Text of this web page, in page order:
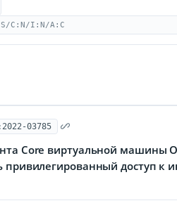
C:N/I:N/A:C
03785
Core виртуальной машины
доступ к